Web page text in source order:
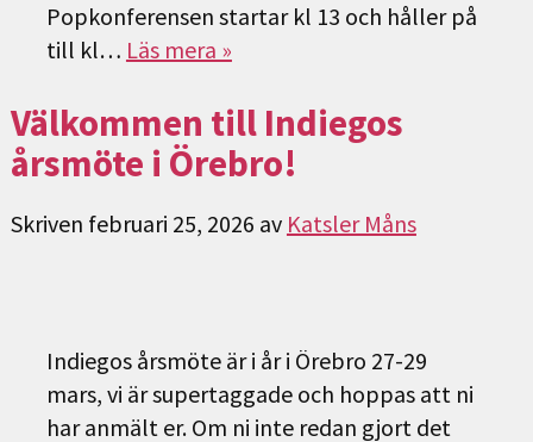
Popkonferensen startar kl 13 och håller på
till kl… Läs mera »
Välkommen till Indiegos
årsmöte i Örebro!
Skriven februari 25, 2026 av Katsler Måns
Indiegos årsmöte är i år i Örebro 27-29
mars, vi är supertaggade och hoppas att ni
har anmält er. Om ni inte redan gjort det